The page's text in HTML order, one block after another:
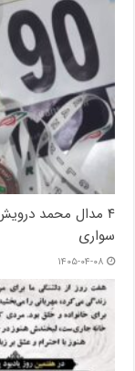
۴ مدال محمد
سواری
۱۴۰۵-۰۴-۰۸